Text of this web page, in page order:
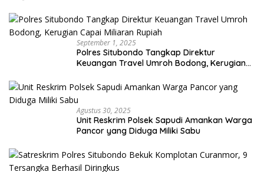
September 1, 2025
Polres Situbondo Tangkap Direktur
Keuangan Travel Umroh Bodong, Kerugian
Agustus 30, 2025
Unit Reskrim Polsek Sapudi Amankan Warga
Pancor yang Diduga Miliki Sabu